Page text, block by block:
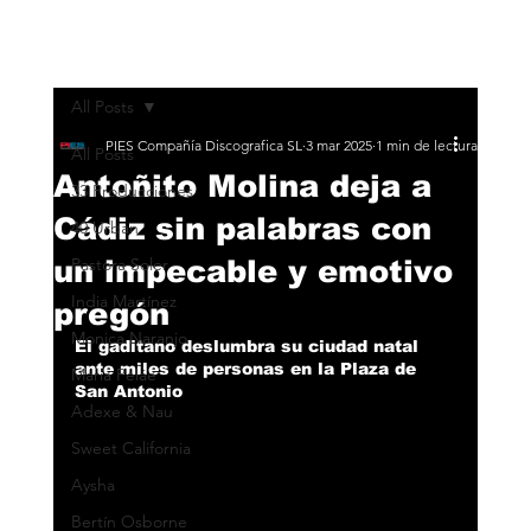
All Posts
33 Producciones
40 Urban
Pastora Soler
India Martínez
Monica Naranjo
María Peláe
Adexe & Nau
Sweet California
Aysha
Bertín Osborne
All Posts
Antoñito Molina deja a
Cádiz sin palabras con
un impecable y emotivo
pregón
PIES Compañía Discografica SL 3 mar 2025 1 min de lectura
El gaditano deslumbra su ciudad natal
ante miles de personas en la Plaza de
San Antonio